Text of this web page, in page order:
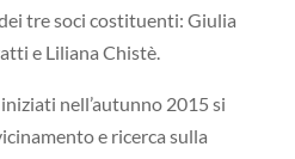
tre soci costituenti: Giulia
e Liliana Chistè.
nell’autunno 2015 si
e ricerca sulla